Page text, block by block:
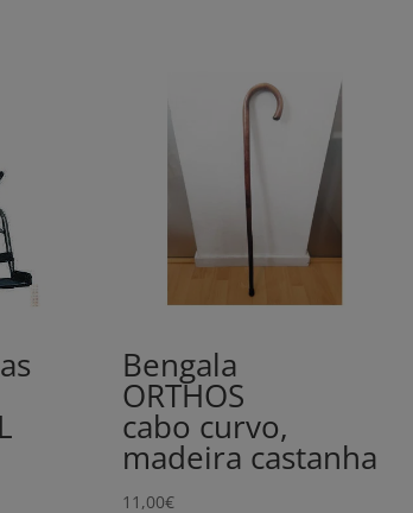
Bengala
ORTHOS
cabo curvo,
madeira castanha
11,00€